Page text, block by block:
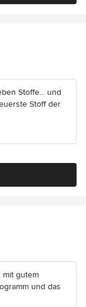
Stoffe... und
Stoff der
mit gutem
und das